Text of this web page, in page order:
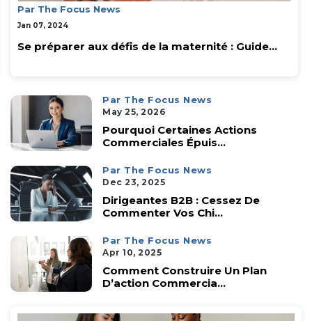
Par The Focus News
Jan 07, 2024
Se préparer aux défis de la maternité : Guide...
Par The Focus News
May 25, 2026
Pourquoi Certaines Actions
Commerciales Épuis...
Par The Focus News
Dec 23, 2025
Dirigeantes B2B : Cessez De
Commenter Vos Chi...
Par The Focus News
Apr 10, 2025
Comment Construire Un Plan
D’action Commercia...